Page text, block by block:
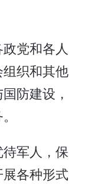
党和各人
织和其他
防建设，
军人，保
各种形式